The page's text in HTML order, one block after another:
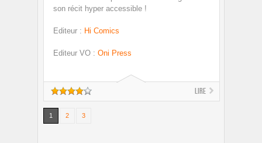
son récit hyper accessible !
Editeur : Hi Comics
Editeur VO : Oni Press
Lire
1 2 3